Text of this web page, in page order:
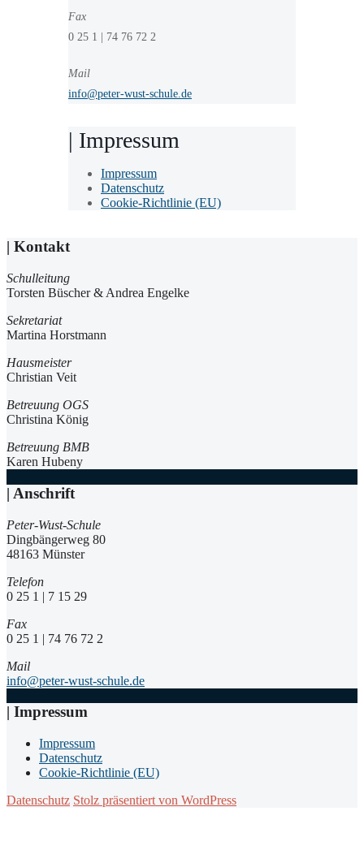
Fax
0 25 1 | 74 76 72 2
Mail
info@peter-wust-schule.de
| Impressum
Impressum
Datenschutz
Cookie-Richtlinie (EU)
| Kontakt
Schulleitung
Torsten Büscher & Andrea Engelke
Sekretariat
Martina Horstmann
Hausmeister
Christian Veit
Betreuung OGS
Christina König
Betreuung BMB
Karen Hubeny
| Anschrift
Peter-Wust-Schule
Dingbängerweg 80
48163 Münster
Telefon
0 25 1 | 7 15 29
Fax
0 25 1 | 74 76 72 2
Mail
info@peter-wust-schule.de
| Impressum
Impressum
Datenschutz
Cookie-Richtlinie (EU)
Datenschutz Stolz präsentiert von WordPress